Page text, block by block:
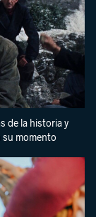
de la historia y
su momento